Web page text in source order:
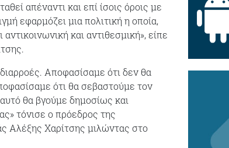
απέναντι και επί ίσοις όροις με
εφαρμόζει μια πολιτική η οποία,
και αντιθεσμική», είπε
Αποφασίσαμε ότι δεν θα
ότι θα σεβαστούμε τον
θα βγούμε δημοσίως και
τόνισε ο πρόεδρος της
Αλέξης Χαρίτσης μιλώντας στο